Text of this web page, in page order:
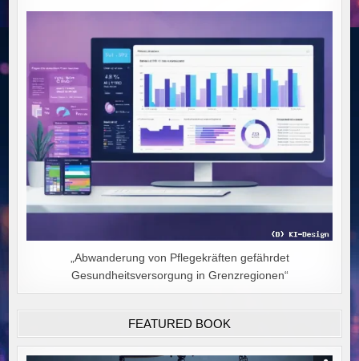
„Abwanderung von Pflegekräften gefährdet
Gesundheitsversorgung in Grenzregionen“
FEATURED BOOK